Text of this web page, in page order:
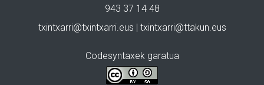
943 37 14 48
txintxarri@txintxarri.eus | txintxarri@ttakun.eus
Codesyntaxek garatua